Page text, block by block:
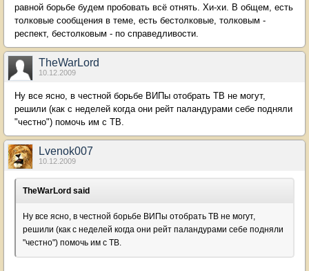
равной борьбе будем пробовать всё отнять. Хи-хи. В общем, есть
толковые сообщения в теме, есть бестолковые, толковым -
респект, бестолковым - по справедливости.
TheWarLord
10.12.2009
Ну все ясно, в честной борьбе ВИПы отобрать ТВ не могут,
решили (как с неделей когда они рейт паландурами себе подняли
"честно") помочь им с ТВ.
Lvenok007
10.12.2009
TheWarLord said
Ну все ясно, в честной борьбе ВИПы отобрать ТВ не могут,
решили (как с неделей когда они рейт паландурами себе подняли
"честно") помочь им с ТВ.